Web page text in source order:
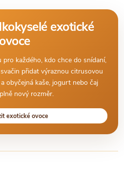
exotické
ovoce
každého, kdo chce do snídaní,
přidat výraznou citrusovou
obyčejná kaše, jogurt nebo čaj
nový rozměr.
exotické ovoce